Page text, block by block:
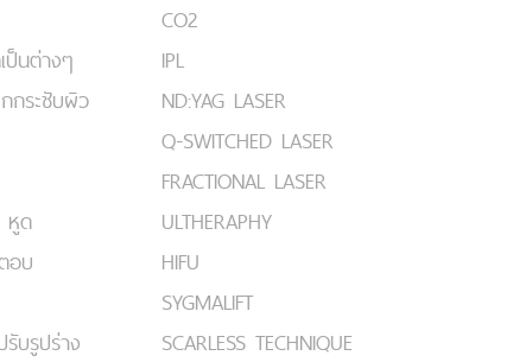
นต่างๆ
ระชับผิว
หูด
อบ
บรูปร่าง
CO2
IPL
ND:YAG LASER
Q-SWITCHED LASER
FRACTIONAL LASER
ULTHERAPHY
HIFU
SYGMALIFT
SCARLESS TECHNIQUE